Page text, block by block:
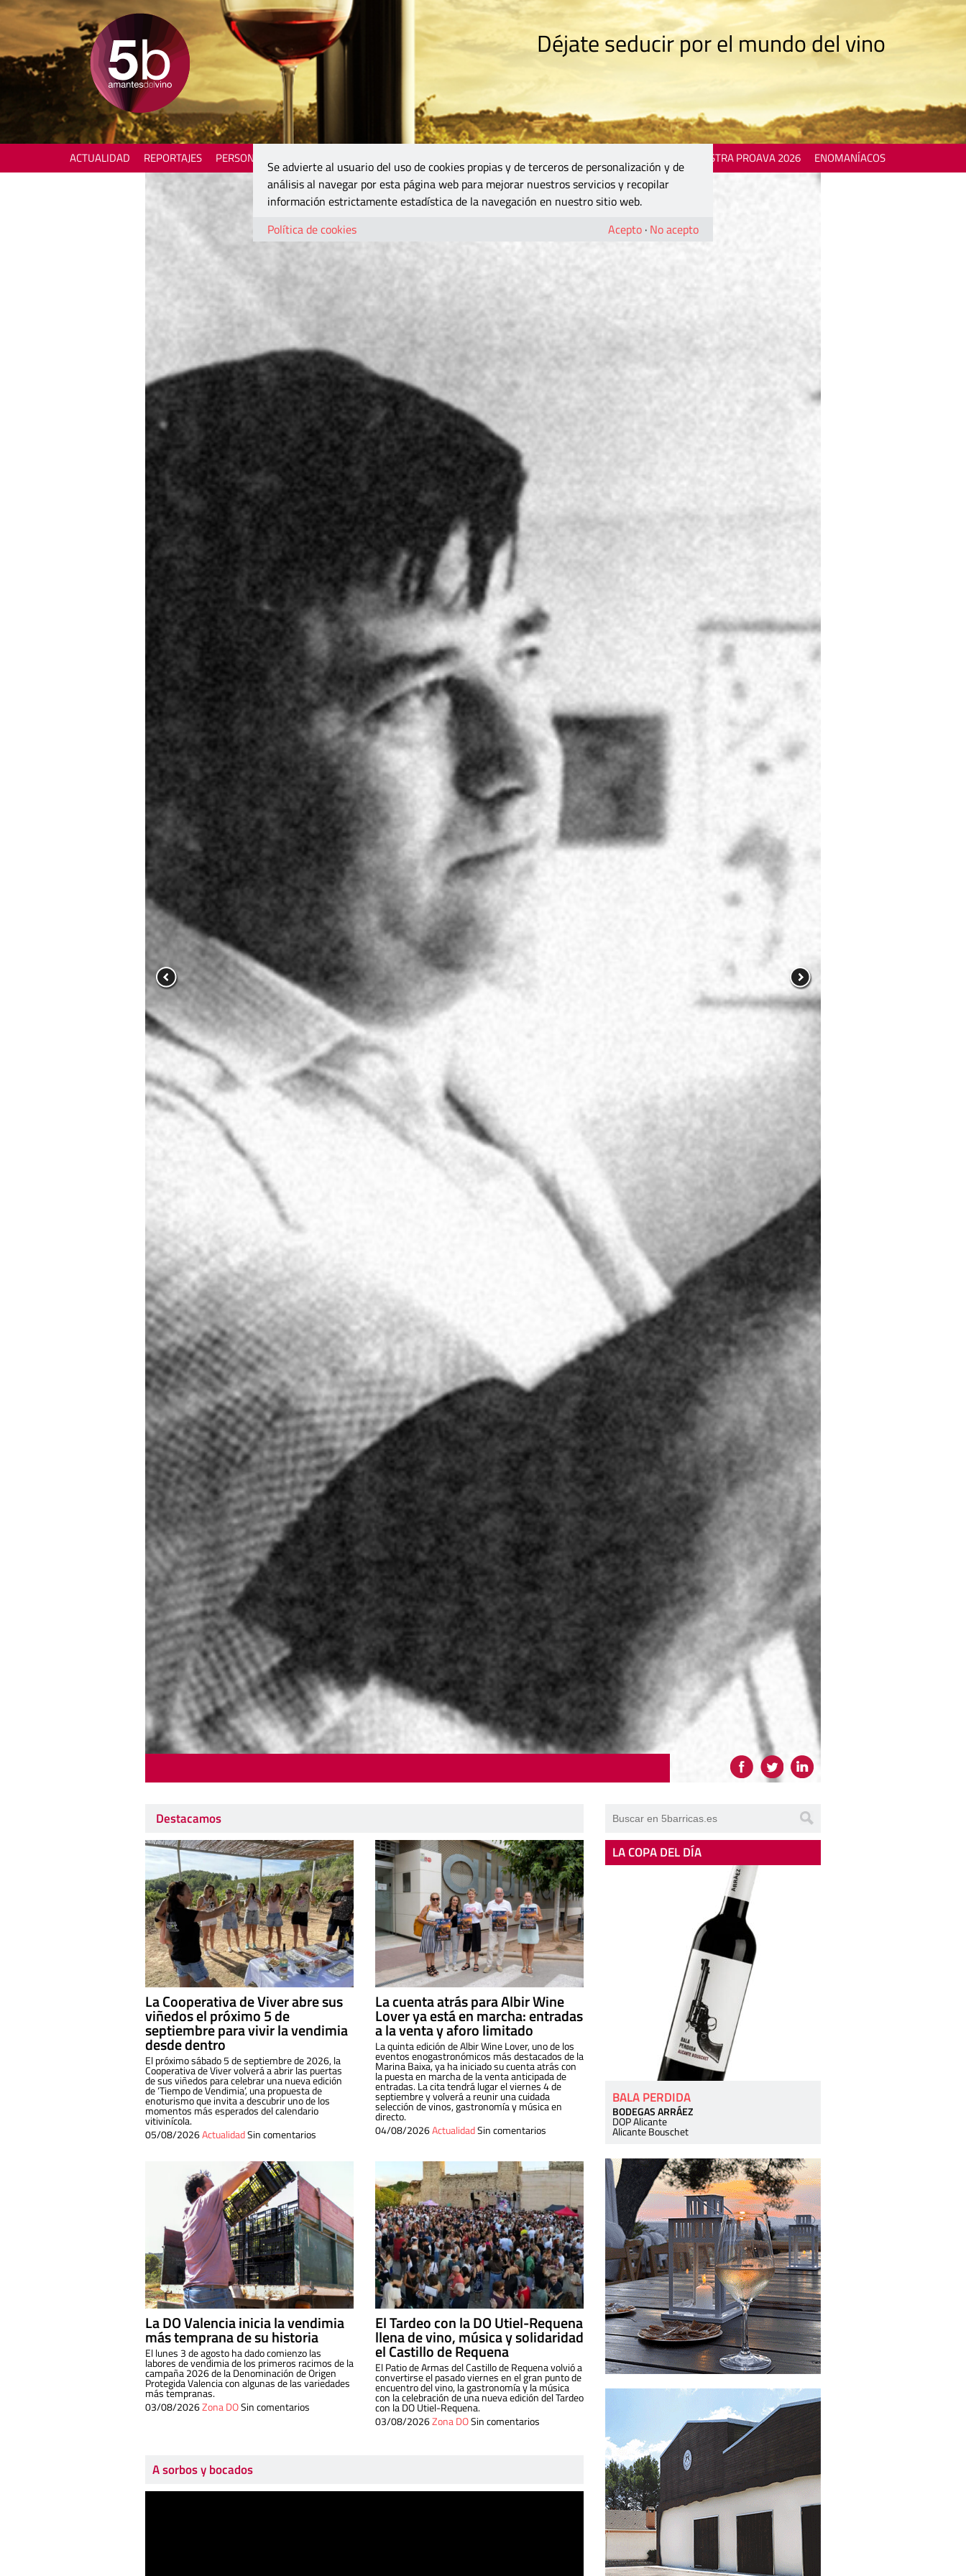
Déjate seducir por el mundo del vino
ACTUALIDAD REPORTAJES PERSONAJES MOSTRA PROAVA 2026 ENOMANÍACOS
Destacamos
La Cooperativa de Viver abre sus
viñedos el próximo 5 de
septiembre para vivir la vendimia
desde dentro
El próximo sábado 5 de septiembre de 2026, la
Cooperativa de Viver volverá a abrir las puertas
de sus viñedos para celebrar una nueva edición
de ‘Tiempo de Vendimia’, una propuesta de
enoturismo que invita a descubrir uno de los
momentos más esperados del calendario
vitivinícola.
05/08/2026ActualidadSin comentarios
La cuenta atrás para Albir Wine
Lover ya está en marcha: entradas
a la venta y aforo limitado
La quinta edición de Albir Wine Lover, uno de los
eventos enogastronómicos más destacados de la
Marina Baixa, ya ha iniciado su cuenta atrás con
la puesta en marcha de la venta anticipada de
entradas. La cita tendrá lugar el viernes 4 de
septiembre y volverá a reunir una cuidada
selección de vinos, gastronomía y música en
directo.
04/08/2026ActualidadSin comentarios
La DO Valencia inicia la vendimia
más temprana de su historia
El lunes 3 de agosto ha dado comienzo las
labores de vendimia de los primeros racimos de la
campaña 2026 de la Denominación de Origen
Protegida Valencia con algunas de las variedades
más tempranas.
03/08/2026Zona DOSin comentarios
El Tardeo con la DO Utiel-Requena
llena de vino, música y solidaridad
el Castillo de Requena
El Patio de Armas del Castillo de Requena volvió a
convertirse el pasado viernes en el gran punto de
encuentro del vino, la gastronomía y la música
con la celebración de una nueva edición del Tardeo
con la DO Utiel-Requena.
03/08/2026Zona DOSin comentarios
A sorbos y bocados
LA COPA DEL DÍA
BALA PERDIDA
BODEGAS ARRÁEZ
DOP Alicante
Alicante Bouschet
Se advierte al usuario del uso de cookies propias y de terceros de personalización y de
análisis al navegar por esta página web para mejorar nuestros servicios y recopilar
información estrictamente estadística de la navegación en nuestro sitio web.
Política de cookies
Acepto · No acepto